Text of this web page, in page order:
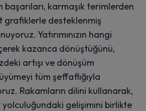
karmaşık terimlerden
grafiklerle desteklenmiş
Yatırımınızın hangi
kazanca dönüştüğünü,
artışı ve dönüşüm
tüm şeffaflığıyla
Rakamların dilini kullanarak,
yolculuğundaki gelişimini birlikte